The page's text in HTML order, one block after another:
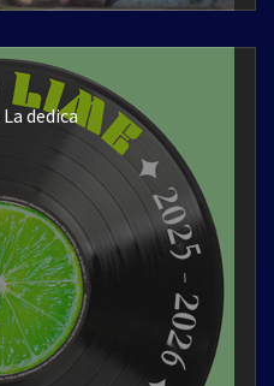
dedica